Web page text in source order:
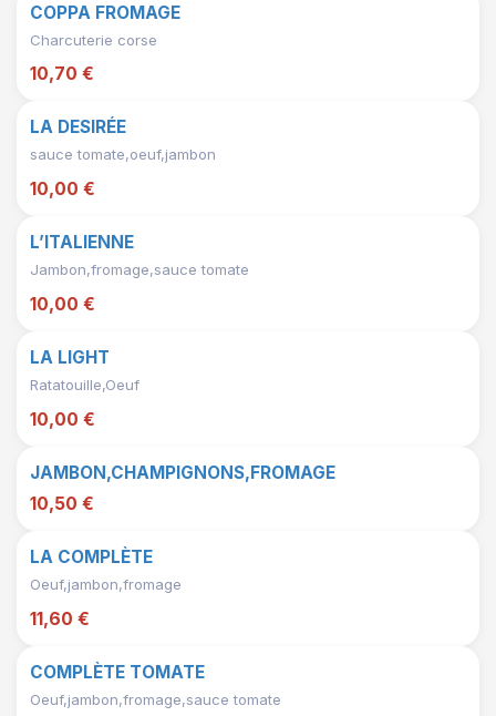
COPPA FROMAGE
Charcuterie corse
10,70 €
LA DESIRÉE
sauce tomate,oeuf,jambon
10,00 €
L’ITALIENNE
Jambon,fromage,sauce tomate
10,00 €
LA LIGHT
Ratatouille,Oeuf
10,00 €
JAMBON,CHAMPIGNONS,FROMAGE
10,50 €
LA COMPLÈTE
Oeuf,jambon,fromage
11,60 €
COMPLÈTE TOMATE
Oeuf,jambon,fromage,sauce tomate